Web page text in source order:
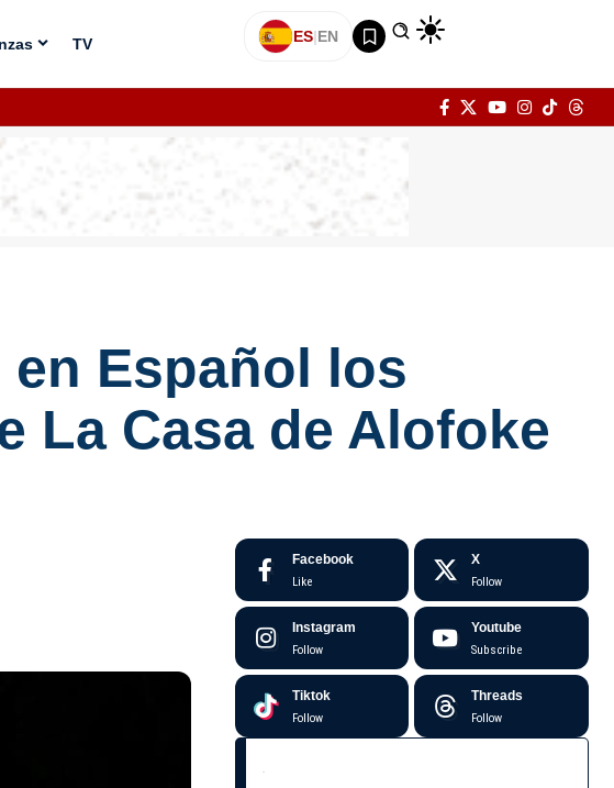
TV ES|EN
en Español los
La Casa de Alofoke
Facebook
Like
X
Follow
Instagram
Follow
Youtube
Subscribe
Tiktok
Follow
Threads
Follow